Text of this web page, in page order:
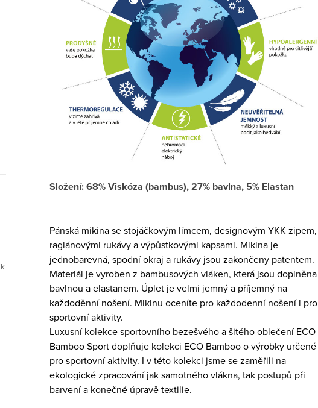
Složení: 68% Viskóza (bambus), 27% bavlna, 5% Elastan
Pánská mikina se stojáčkovým límcem, designovým YKK zipem,
raglánovými rukávy a výpůstkovými kapsami. Mikina je
jednobarevná, spodní okraj a rukávy jsou zakončeny patentem.
Materiál je vyroben z bambusových vláken, která jsou doplněna
bavlnou a elastanem. Úplet je velmi jemný a příjemný na
každoděnní nošení. Mikinu oceníte pro každodenní nošení i pro
sportovní aktivity.
Luxusní kolekce sportovního bezešvého a šitého oblečení ECO
Bamboo Sport doplňuje kolekci ECO Bamboo o výrobky určené
pro sportovní aktivity. I v této kolekci jsme se zaměřili na
ekologické zpracování jak samotného vlákna, tak postupů při
barvení a konečné úpravě textilie.